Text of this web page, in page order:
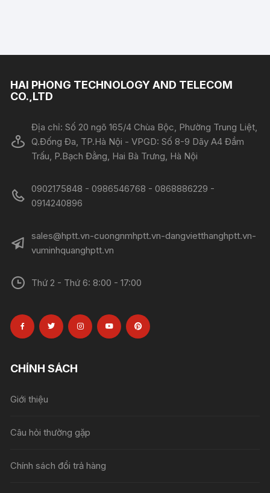
HAI PHONG TECHNOLOGY AND TELECOM
CO.,LTD
Địa chỉ: Số 20 ngõ 165/4 Chùa Bộc, Phường Trung Liệt,
Q.Đống Đa, TP.Hà Nội - VPGD: Số 8-9 Dãy A4 Đầm
Trấu, P.Bạch Đằng, Hai Bà Trưng, Hà Nội
0902175848 - 0986546768 - 0868886229 -
0914240896​​​​​​​
sales@hptt.vn-cuongnmhptt.vn-dangvietthanghptt.vn-
vuminhquanghptt.vn
Thứ 2 - Thứ 6: 8:00 - 17:00
CHÍNH SÁCH
Giới thiệu
Câu hỏi thường gặp
Chính sách đổi trả hàng